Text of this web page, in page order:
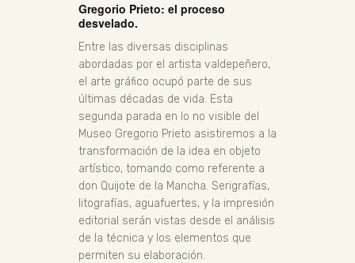
Gregorio Prieto: el proceso
desvelado.
Entre las diversas disciplinas
abordadas por el artista valdepeñero,
el arte gráfico ocupó parte de sus
últimas décadas de vida. Esta
segunda parada en lo no visible del
Museo Gregorio Prieto asistiremos a la
transformación de la idea en objeto
artístico, tomando como referente a
don Quijote de la Mancha. Serigrafías,
litografías, aguafuertes, y la impresión
editorial serán vistas desde el análisis
de la técnica y los elementos que
permiten su elaboración.